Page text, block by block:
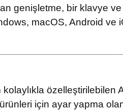
genişletme, bir klavye
macOS, Android ve
özelleştirilebilen
için ayar yapma